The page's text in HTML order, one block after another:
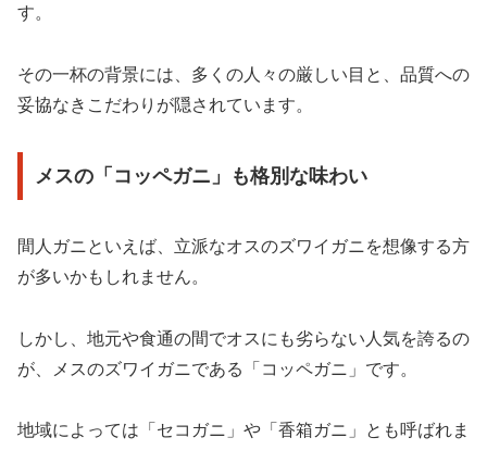
す。
その一杯の背景には、多くの人々の厳しい目と、品質への
妥協なきこだわりが隠されています。
メスの「コッペガニ」も格別な味わい
間人ガニといえば、立派なオスのズワイガニを想像する方
が多いかもしれません。
しかし、地元や食通の間でオスにも劣らない人気を誇るの
が、メスのズワイガニである「コッペガニ」です。
地域によっては「セコガニ」や「香箱ガニ」とも呼ばれま